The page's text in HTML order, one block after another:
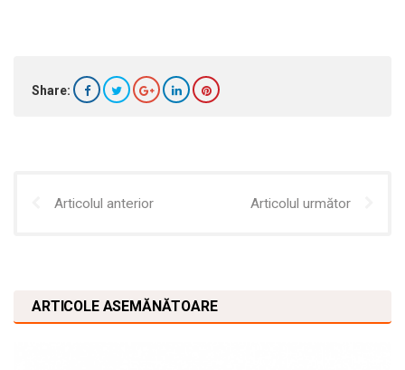
Share:
Articolul anterior Articolul următor
ARTICOLE ASEMĂNĂTOARE